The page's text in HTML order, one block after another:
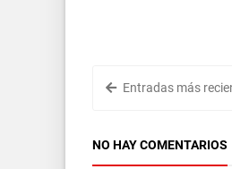
Entradas más
NO HAY COMENTARIOS